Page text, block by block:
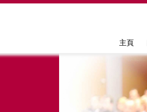
Jump to navigation
主頁